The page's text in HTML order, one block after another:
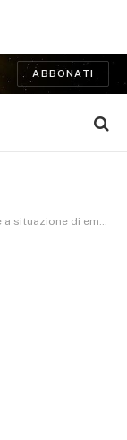
ABBONATI
di emergenza”